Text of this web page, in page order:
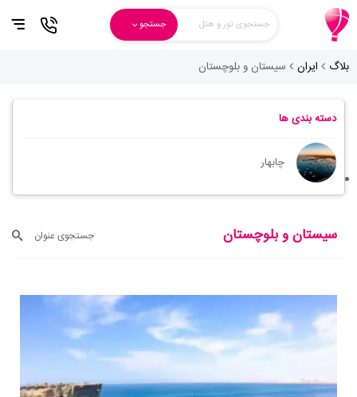
جستجوی تور و هتل جستجو
بلاگ ایران سیستان و بلوچستان
دسته بندی ها
چابهار
سیستان و بلوچستان جستجوی عنوان